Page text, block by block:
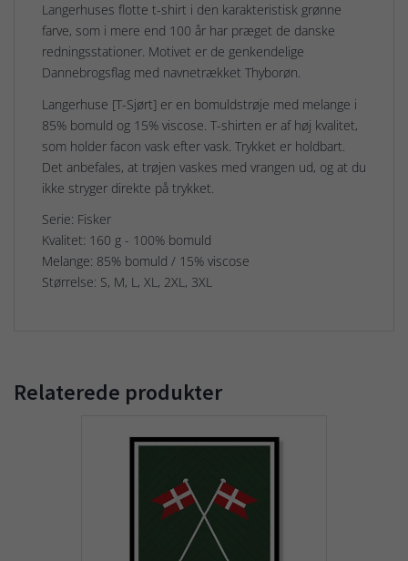
Langerhuses flotte t-shirt i den karakteristisk grønne
farve, som i mere end 100 år har præget de danske
redningsstationer. Motivet er de genkendelige
Dannebrogsflag med navnetrækket Thyborøn.
Langerhuse [T-Sjørt] er en bomuldstrøje med melange i
85% bomuld og 15% viscose. T-shirten er af høj kvalitet,
som holder facon vask efter vask. Trykket er holdbart.
Det anbefales, at trøjen vaskes med vrangen ud, og at du
ikke stryger direkte på trykket.
Serie: Fisker
Kvalitet: 160 g - 100% bomuld
Melange: 85% bomuld / 15% viscose
Størrelse: S, M, L, XL, 2XL, 3XL
Relaterede produkter